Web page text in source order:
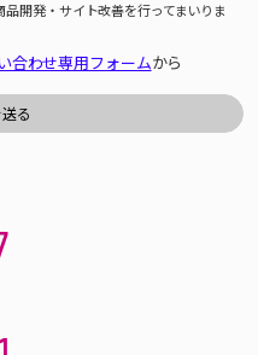
開発・サイト改善を行ってまいりま
合わせ専用フォームから